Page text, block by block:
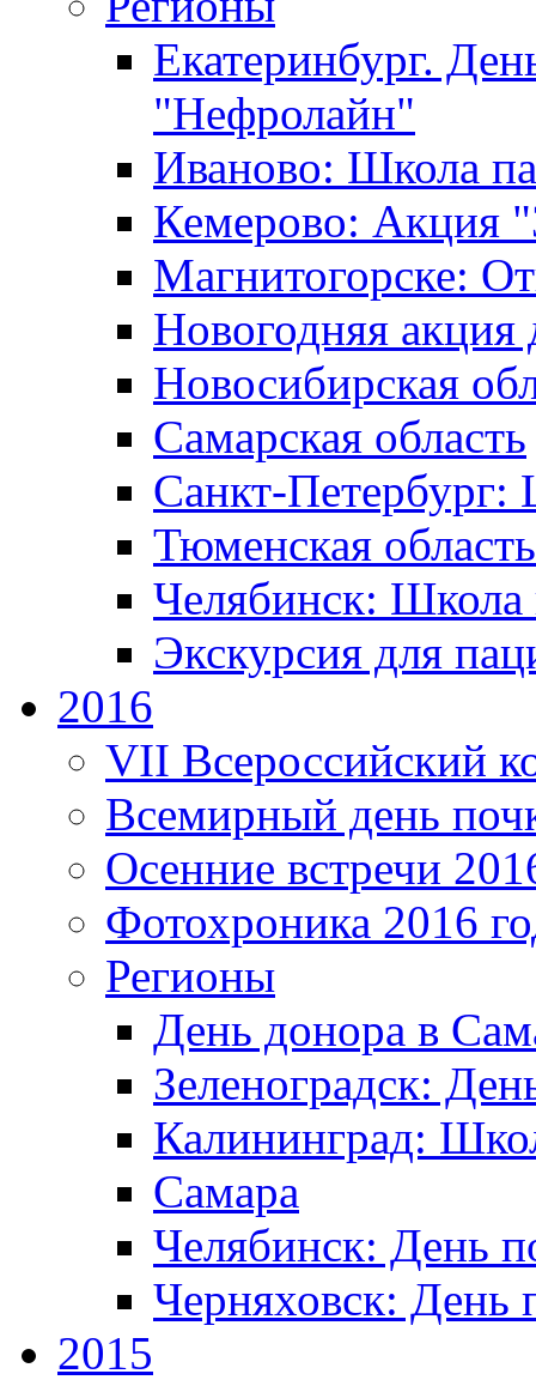
Екатеринбург.
"Нефролайн"
Иваново: Школа
Кемерово: Акция
Магнитогорске:
Новогодняя акция
Новосибирская
Самарская область
Санкт-Петербург:
Тюменская область
Челябинск: Школа
Экскурсия для
2016
VII Всероссийский
Всемирный день
Осенние встречи
Фотохроника 2016
Регионы
День донора в
Зеленоградск:
Калининград:
Самара
Челябинск: День
Черняховск: День
2015